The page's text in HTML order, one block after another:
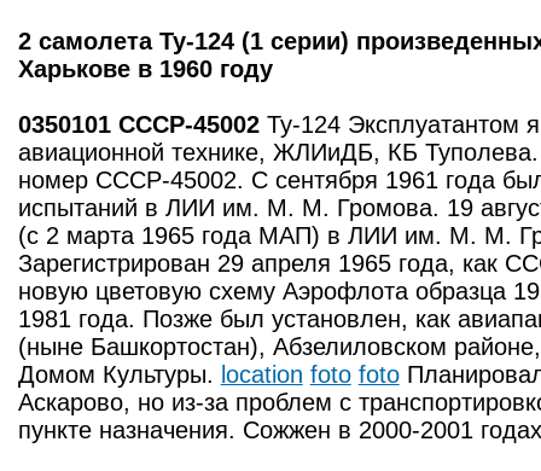
2 самолета Ту-124 (1 серии)
Харькове в 1960 году
0350101 СССР-45002Ту-124
авиационной технике, ЖЛИиДБ, КБ
номер СССР-45002. С сентября 1961 года
испытаний в ЛИИ им. М. М. Громова. 19
(с 2 марта 1965 года МАП) в ЛИИ им. М. М.
Зарегистрирован 29 апреля 1965 года, как
новую цветовую схему Аэрофлота образца
1981 года. Позже был установлен, как
(ныне Башкортостан), Абзелиловском
Домом Культуры. location foto foto
Аскарово, но из-за проблем с
пункте назначения. Сожжен в 2000-2001